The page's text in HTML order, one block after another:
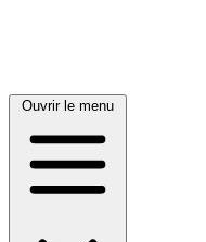
Ouvrir le menu